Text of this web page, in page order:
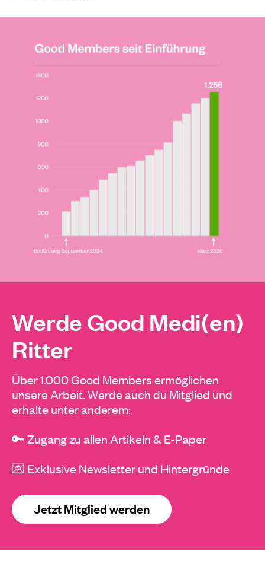
Werde Good Medi(en)
Ritter
Über 1.000 Good Members ermöglichen
unsere Arbeit. Werde auch du Mitglied und
erhalte unter anderem:
🔑 Zugang zu allen Artikeln & E-Paper
💌 Exklusive Newsletter und Hintergründe
Jetzt Mitglied werden